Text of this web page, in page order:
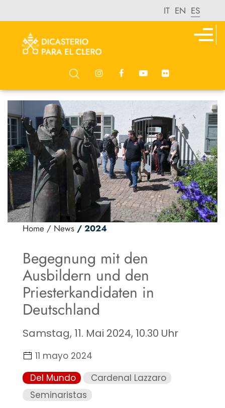
IT EN ES
Home / News / 2024
Begegnung mit den
Ausbildern und den
Priesterkandidaten in
Deutschland
Samstag, 11. Mai 2024, 10.30 Uhr
11 mayo 2024
Del Mundo
Cardenal Lazzaro
Seminaristas